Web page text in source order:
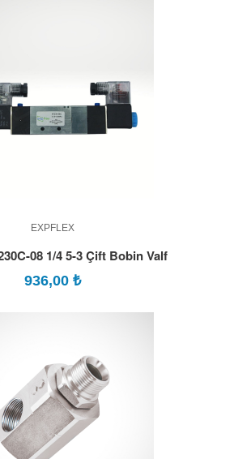
EXPFLEX
08 1/4 5-3 Çift Bobin Valf
936,00 ₺